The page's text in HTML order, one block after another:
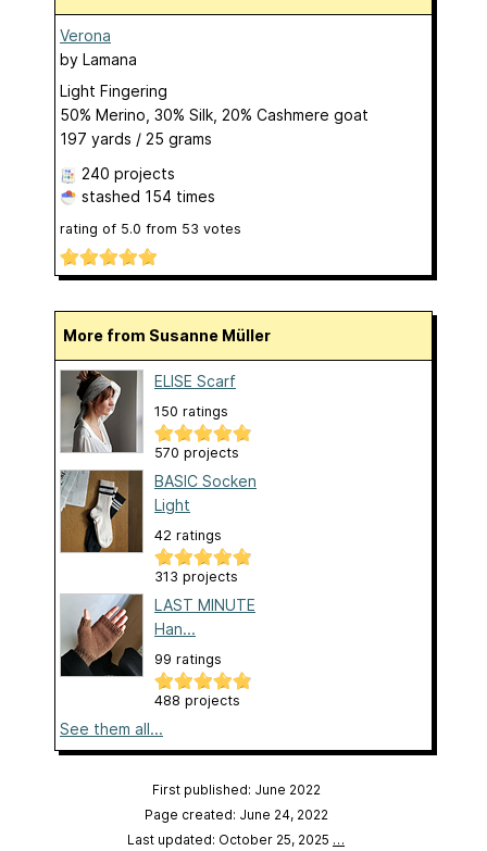
Verona
by Lamana
Light Fingering
50% Merino, 30% Silk, 20% Cashmere goat
197 yards / 25 grams
240 projects
stashed 154 times
rating of 5.0 from 53 votes
More from Susanne Müller
ELISE Scarf
150 ratings
570 projects
BASIC Socken
Light
42 ratings
313 projects
LAST MINUTE
Han...
99 ratings
488 projects
See them all...
First published: June 2022
Page created: June 24, 2022
Last updated: October 25, 2025 …